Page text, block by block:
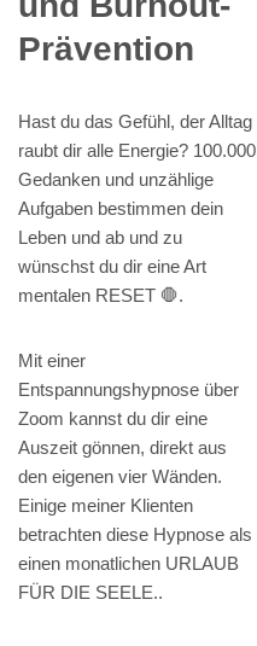
Prävention
Hast du das Gefühl, der Alltag
raubt dir alle Energie? 100.000
Gedanken und unzählige
Aufgaben bestimmen dein
Leben und ab und zu
wünschst du dir eine Art
mentalen RESET 🛑.
Mit einer
Entspannungshypnose über
Zoom kannst du dir eine
Auszeit gönnen, direkt aus
den eigenen vier Wänden.
Einige meiner Klienten
betrachten diese Hypnose als
einen monatlichen URLAUB
FÜR DIE SEELE..